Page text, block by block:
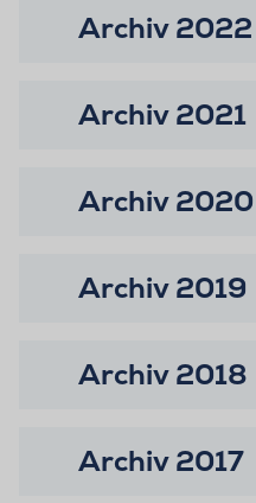
Archiv 2022
Archiv 2021
Archiv 2020
Archiv 2019
Archiv 2018
Archiv 2017